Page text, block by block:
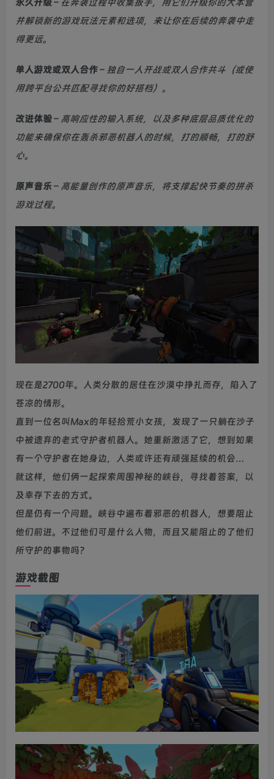
永久升级– 在奔袭过程中收集扳手，用它们升级你的大本营
并解锁新的游戏玩法元素和选项，来让你在后续的奔袭中走
得更远。
单人游戏或双人合作– 独自一人开战或双人合作共斗（或使
用跨平台公共匹配寻找你的好搭档）。
改进体验– 高响应性的输入系统，以及多种底层品质优化的
功能来确保你在轰杀邪恶机器人的时候，打的顺畅，打的舒
心。
原声音乐 – 高能量创作的原声音乐，将支撑起快节奏的拼杀
游戏过程。
现在是2700年。人类分散的居住在沙漠中挣扎而存，陷入了
苍凉的情形。
直到一位名叫Max的年轻拾荒小女孩，发现了一只躺在沙子
中被遗弃的老式守护者机器人。她重新激活了它，想到如果
有一个守护者在她身边，人类或许还有顽强延续的机会…
就这样，他们俩一起探索周围神秘的峡谷，寻找着答案，以
及幸存下去的方式。
但是仍有一个问题。峡谷中遍布着邪恶的机器人，想要阻止
他们前进。不过他们可是什么人物，而且又能阻止的了他们
所守护的事物吗？
游戏截图